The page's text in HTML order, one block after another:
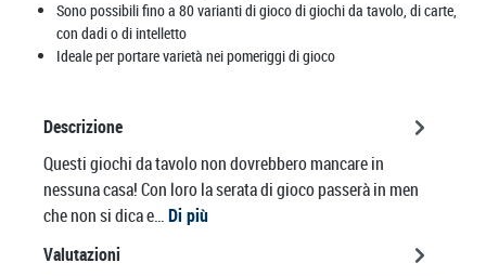
Sono possibili fino a 80 varianti di gioco di giochi da tavolo, di carte,
con dadi o di intelletto
Ideale per portare varietà nei pomeriggi di gioco
Descrizione
Questi giochi da tavolo non dovrebbero mancare in
nessuna casa! Con loro la serata di gioco passerà in men
che non si dica e…Di più
Valutazioni